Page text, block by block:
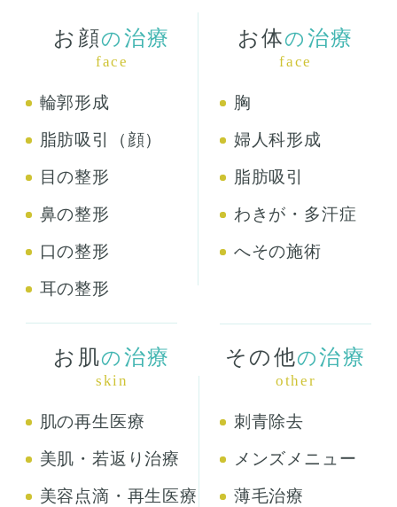
お顔の 治療
face
輪郭形成
脂肪吸引（顔）
目の整形
鼻の整形
口の整形
耳の整形
お体の 治療
face
胸
婦人科形成
脂肪吸引
わきが・多汗症
へその施術
お肌の 治療
skin
肌の再生医療
美肌・若返り治療
美容点滴・再生医療
その他の治療
other
刺青除去
メンズメニュー
薄毛治療